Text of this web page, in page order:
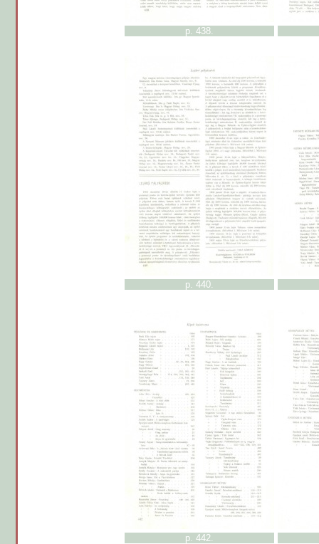
p. 438.
p. 440.
p. 442.